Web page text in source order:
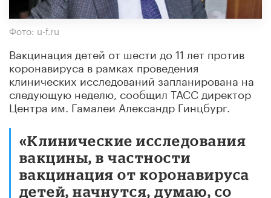
Фото: u-f.ru
Вакцинация детей от шести до 11 лет против
коронавируса в рамках проведения
клинических исследований запланирована на
следующую неделю, сообщил ТАСС директор
Центра им. Гамалеи Александр Гинцбург.
«Клинические исследования
вакцины, в частности
вакцинация от коронавируса
детей, начнутся, думаю, со